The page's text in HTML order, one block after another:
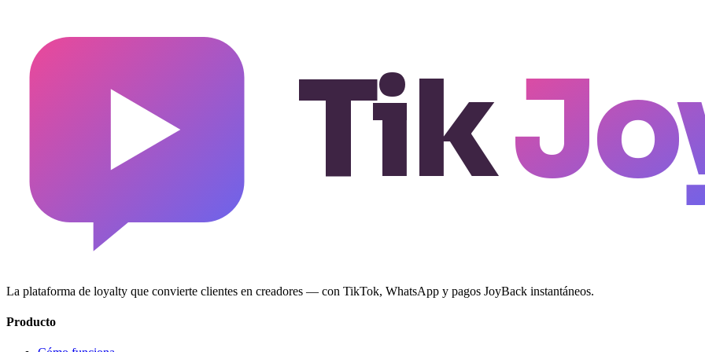
Tik
La plataforma de loyalty que convierte clientes en creadores — con TikTok, WhatsApp y pagos JoyBack instantáneos.
Producto